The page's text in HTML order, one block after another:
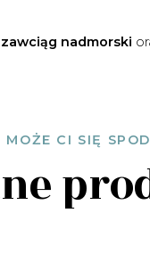
nadmorski
MOŻE CI SIĘ